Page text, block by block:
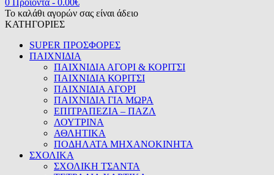
Το καλάθι αγορών σας είναι άδειο
ΚΑΤΗΓΟΡΙΕΣ
SUPER ΠΡΟΣΦΟΡΕΣ
ΠΑΙΧΝΙΔΙΑ
ΠΑΙΧΝΙΔΙΑ ΑΓΟΡΙ & ΚΟΡΙΤΣΙ
ΠΑΙΧΝΙΔΙΑ ΚΟΡΙΤΣΙ
ΠΑΙΧΝΙΔΙΑ ΑΓΟΡΙ
ΠΑΙΧΝΙΔΙΑ ΓΙΑ ΜΩΡΑ
ΕΠΙΤΡΑΠΕΖΙΑ – ΠΑΖΛ
ΛΟΥΤΡΙΝΑ
ΑΘΛΗΤΙΚΑ
ΠΟΔΗΛΑΤΑ ΜΗΧΑΝΟΚΙΝΗΤΑ
ΣΧΟΛΙΚΑ
ΣΧΟΛΙΚΗ ΤΣΑΝΤΑ